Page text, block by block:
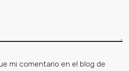
mi comentario en el blog de